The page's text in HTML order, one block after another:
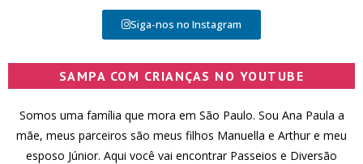
Siga-nos no Instagram
SAMPA COM CRIANÇAS NO YOUTUBE
Somos uma família que mora em São Paulo. Sou Ana Paula a
mãe, meus parceiros são meus filhos Manuella e Arthur e meu
esposo Júnior. Aqui você vai encontrar Passeios e Diversão